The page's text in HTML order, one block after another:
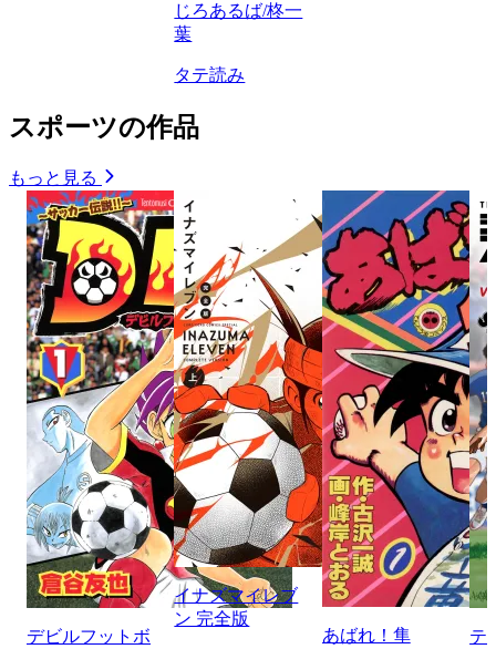
じろあるば/柊一
葉
タテ読み
スポーツの作品
もっと見る
デビルフットボ
イナズマイレブ
ン 完全版
あばれ！隼 テ